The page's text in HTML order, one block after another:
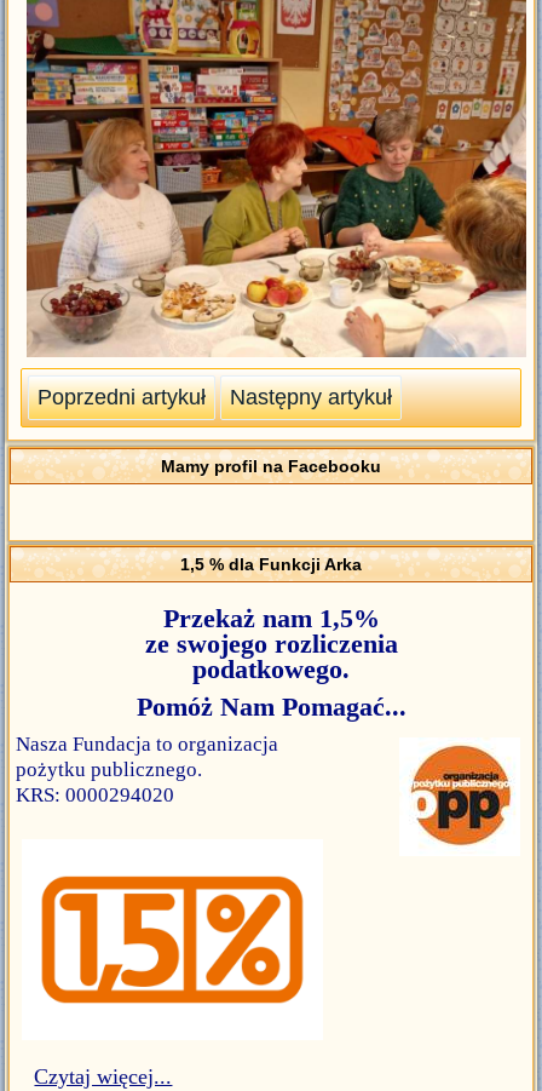
Poprzedni artykuł Następny artykuł
Mamy profil na Facebooku
1,5 % dla Funkcji Arka
Przekaż nam 1,5%
ze swojego rozliczenia
podatkowego.
Pomóż Nam Pomagać...
Nasza Fundacja to organizacja
pożytku publicznego.
KRS: 0000294020
Czytaj więcej...